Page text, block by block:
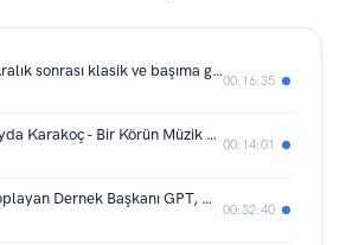
6. Bölüm. 3 Aralık sonrası klasik ve başıma gelenlerle ilgili kısmi bilgi
00:16:35
5. Bölüm: İlayda Karakoç - Bir Körün Müzik Kariyeri
00:14:01
B: 4. Bağış Toplayan Dernek Başkanı GPT, Metroda 10000TL Vermeye Çalışane mekli Teyze, Ekran Perdesi ve Dayak...
00:32:40